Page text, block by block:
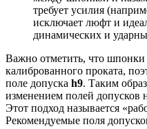
требует усилия
исключает люфт и
динамических и
Важно отметить, что шпонки
калиброванного проката,
поле допуска h9. Таким
изменением полей допусков
Этот подход называется
Рекомендуемые поля